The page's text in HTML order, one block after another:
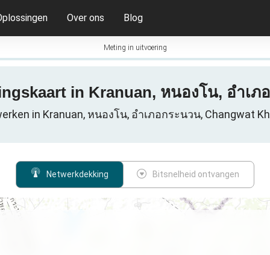
Over ons Blog
Meting in uitvoering
in Kranuan, หนองโน, อำเภ
in Kranuan, หนองโน, อำเภอกระนวน, Changwat
Netwerkdekking Bitsnelheid ontvangen